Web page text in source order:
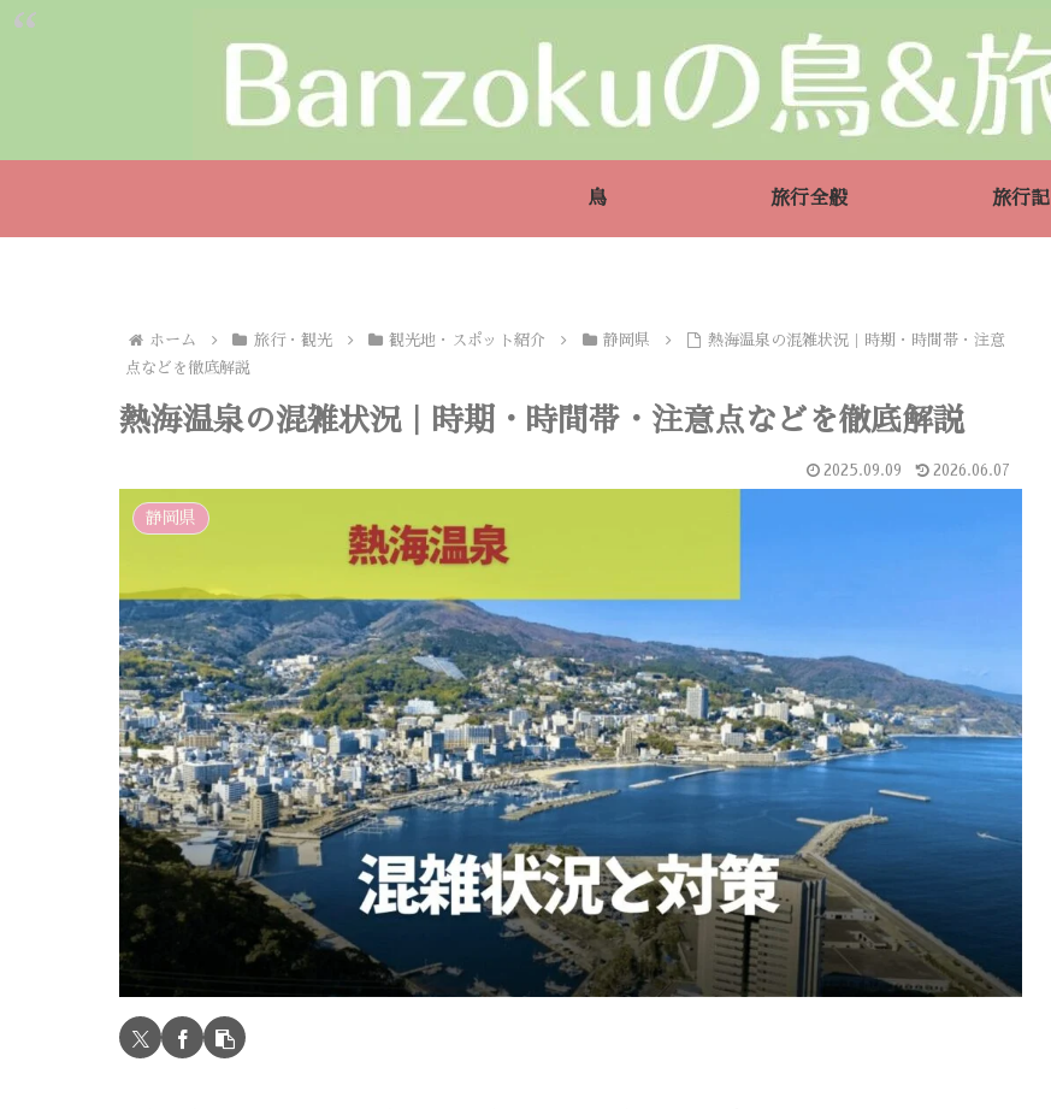
鳥 旅行全般 旅行記
ホーム 旅行・観光 観光地・スポット紹介 静岡県
熱海温泉の混雑状況｜時期・時間帯・注意
点などを徹底解説
熱海温泉の混雑状況｜時期・時間帯・注意点などを徹底解説
2025.09.09 2026.06.07
静岡県